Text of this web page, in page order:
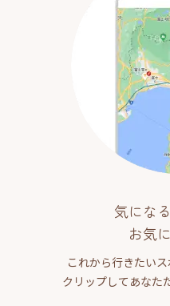
気にな
お気
これから行きたい
クリップしてあなた